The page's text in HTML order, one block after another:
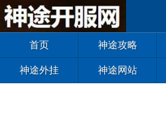
首页 神途攻略
神途外挂 神途网站